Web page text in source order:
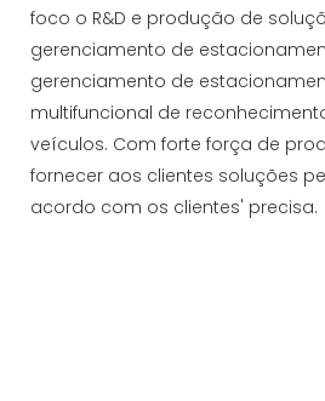
foco o R&D e produção de
gerenciamento de
gerenciamento de
multifuncional de
veículos. Com forte força de
fornecer aos clientes soluções
acordo com os clientes' precisa.